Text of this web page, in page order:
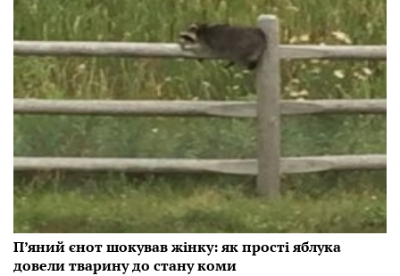
П’яний єнот шокував жінку: як прості яблука
довели тварину до стану коми